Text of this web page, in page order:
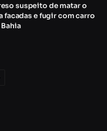
suspeito de matar o
facadas e fugir com carro